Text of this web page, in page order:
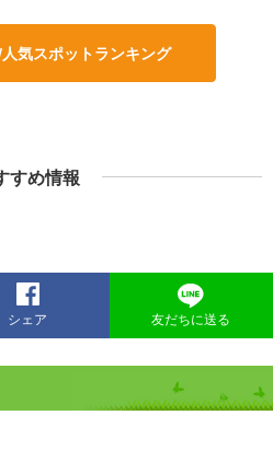
気スポットランキング
すめ情報
シェア 友だちに送る